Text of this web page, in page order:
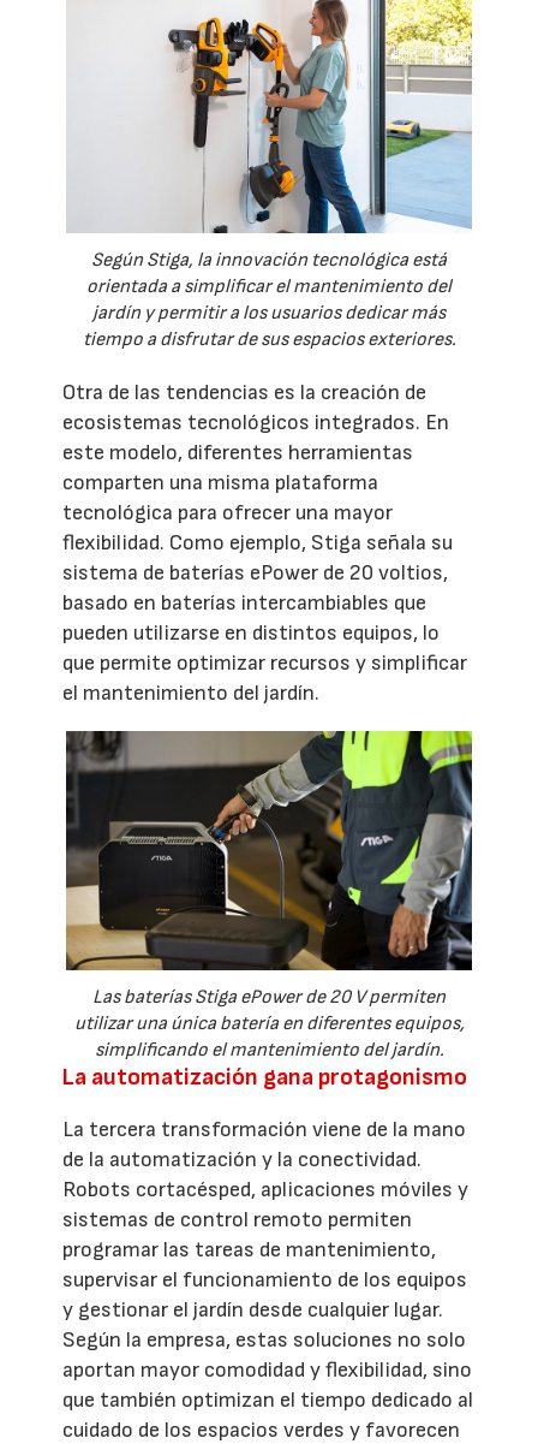
Según Stiga, la innovación tecnológica está
orientada a simplificar el mantenimiento del
jardín y permitir a los usuarios dedicar más
tiempo a disfrutar de sus espacios exteriores.
Otra de las tendencias es la creación de
ecosistemas tecnológicos integrados. En
este modelo, diferentes herramientas
comparten una misma plataforma
tecnológica para ofrecer una mayor
flexibilidad. Como ejemplo, Stiga señala su
sistema de baterías ePower de 20 voltios,
basado en baterías intercambiables que
pueden utilizarse en distintos equipos, lo
que permite optimizar recursos y simplificar
el mantenimiento del jardín.
Las baterías Stiga ePower de 20 V permiten
utilizar una única batería en diferentes equipos,
simplificando el mantenimiento del jardín.
La automatización gana protagonismo
La tercera transformación viene de la mano
de la automatización y la conectividad.
Robots cortacésped, aplicaciones móviles y
sistemas de control remoto permiten
programar las tareas de mantenimiento,
supervisar el funcionamiento de los equipos
y gestionar el jardín desde cualquier lugar.
Según la empresa, estas soluciones no solo
aportan mayor comodidad y flexibilidad, sino
que también optimizan el tiempo dedicado al
cuidado de los espacios verdes y favorecen